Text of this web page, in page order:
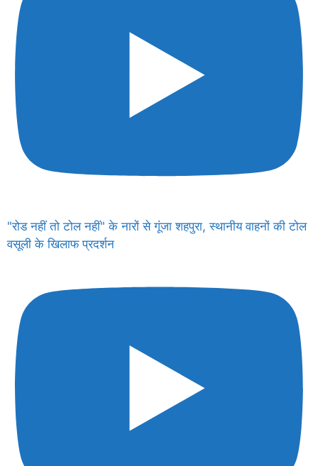
"रोड नहीं तो टोल नहीं" के नारों से गूंजा शहपुरा, स्थानीय वाहनों की टोल
वसूली के खिलाफ प्रदर्शन